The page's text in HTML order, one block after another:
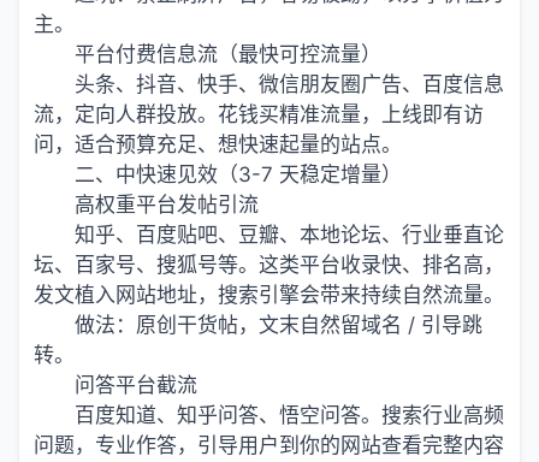
主。
平台付费信息流（最快可控流量）
头条、抖音、快手、微信朋友圈广告、百度信息
流，定向人群投放。花钱买精准流量，上线即有访
问，适合预算充足、想快速起量的站点。
二、中快速见效（3-7 天稳定增量）
高权重平台发帖引流
知乎、百度贴吧、豆瓣、本地论坛、行业垂直论
坛、百家号、搜狐号等。这类平台收录快、排名高，
发文植入网站地址，搜索引擎会带来持续自然流量。
做法：原创干货帖，文末自然留域名 / 引导跳
转。
问答平台截流
百度知道、知乎问答、悟空问答。搜索行业高频
问题，专业作答，引导用户到你的网站查看完整内容